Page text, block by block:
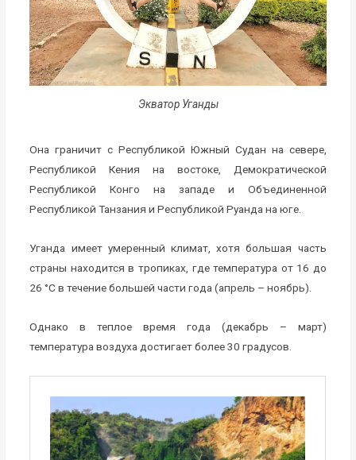
Экватор Уганды
Она граничит с Республикой Южный Судан на севере,
Республикой Кения на востоке, Демократической
Республикой Конго на западе и Объединенной
Республикой Танзания и Республикой Руанда на юге.
Уганда имеет умеренный климат, хотя большая часть
страны находится в тропиках, где температура от 16 до
26 °C в течение большей части года (апрель – ноябрь).
Однако в теплое время года (декабрь – март)
температура воздуха достигает более 30 градусов.